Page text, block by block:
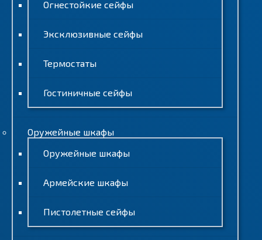
Огнестойкие сейфы
Эксклюзивные сейфы
Термостаты
Гостиничные сейфы
Оружейные шкафы
Оружейные шкафы
Армейские шкафы
Пистолетные сейфы